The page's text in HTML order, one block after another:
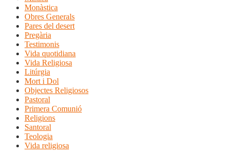
Monàstica
Obres Generals
Pares del desert
Pregària
Testimonis
Vida quotidiana
Vida Religiosa
Litúrgia
Mort i Dol
Objectes Religiosos
Pastoral
Primera Comunió
Religions
Santoral
Teologia
Vida religiosa